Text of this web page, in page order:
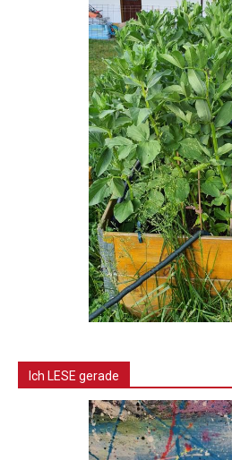
Ich LESE gerade